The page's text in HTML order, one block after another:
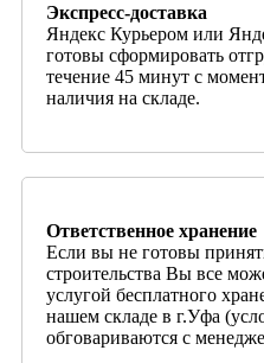
Экспресс-доставка
Яндекс Курьером или
готовы сформировать
течение 45 минут с
наличия на складе.
Ответственное хранение
Если вы не готовы
строительства Вы все
услугой бесплатного
нашем складе в г.Уфа
обговариваются с